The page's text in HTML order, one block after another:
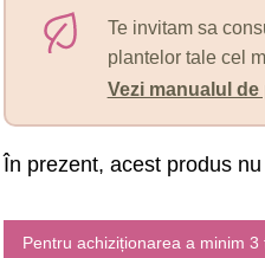
Te invitam sa
plantelor tale cel
Vezi manualul de
În prezent, acest produs
Pentru achiziționarea a minim